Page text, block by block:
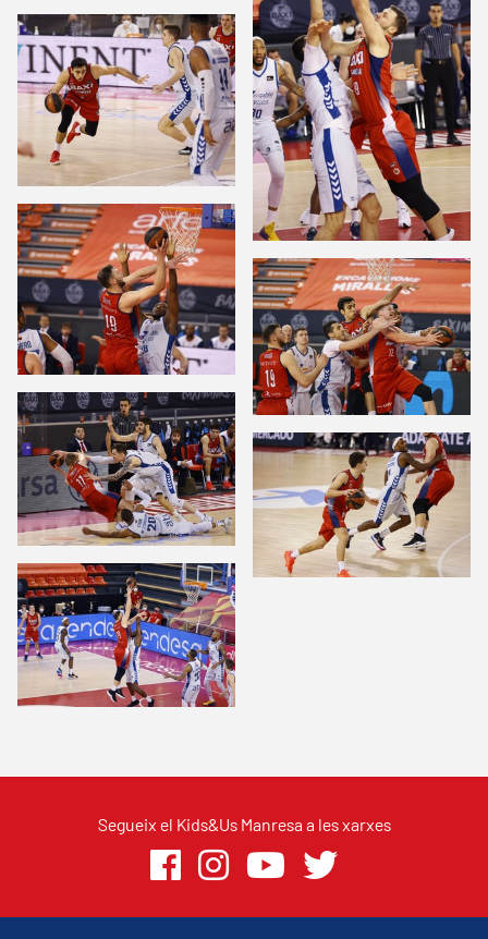
Segueix el Kids&Us Manresa a les xarxes